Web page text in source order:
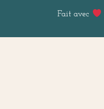
Fait avec